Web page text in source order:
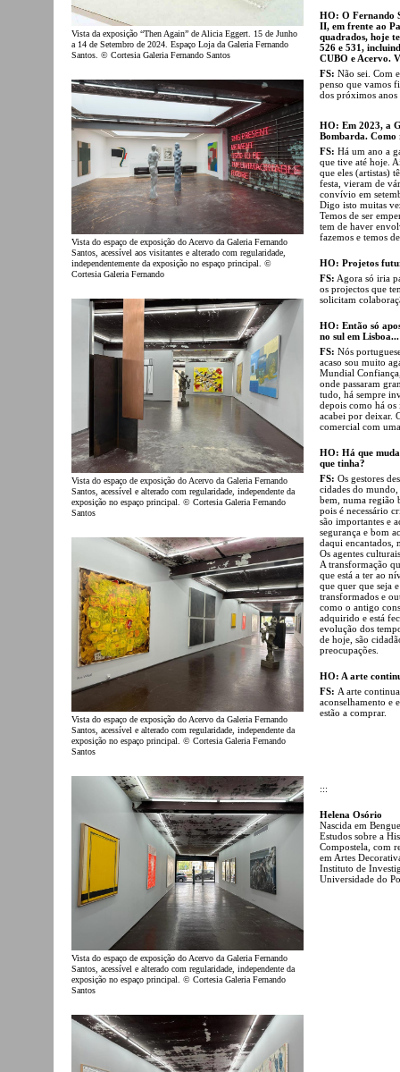
Vista da exposição “Then Again” de Alicia Eggert. 15 de Junho
a 14 de Setembro de 2024. Espaço Loja da Galeria Fernando
Santos. © Cortesia Galeria Fernando Santos
Vista do espaço de exposição do Acervo da Galeria Fernando
Santos, acessível aos visitantes e alterado com regularidade,
independentemente da exposição no espaço principal. ©
Cortesia Galeria Fernando
Vista do espaço de exposição do Acervo da Galeria Fernando
Santos, acessível e alterado com regularidade, independente da
exposição no espaço principal. © Cortesia Galeria Fernando
Santos
Vista do espaço de exposição do Acervo da Galeria Fernando
Santos, acessível e alterado com regularidade, independente da
exposição no espaço principal. © Cortesia Galeria Fernando
Santos
Vista do espaço de exposição do Acervo da Galeria Fernando
Santos, acessível e alterado com regularidade, independente da
exposição no espaço principal. © Cortesia Galeria Fernando
Santos
HO: O Fernando
II, em frente ao
quadrados, hoje
526 e 531,
CUBO e Acervo.
FS: Não sei. Com
penso que vamos
dos próximos anos
HO: Em 2023, a
Bombarda. Como
FS: Há um ano a
que tive até hoje.
que eles (artistas)
festa, vieram de
convívio em
Digo isto muitas
Temos de ser
tem de haver
fazemos e temos
HO: Projetos
FS: Agora só iria
os projectos que
solicitam
HO: Então só
no sul em Lisboa...
FS: Nós
acaso sou muito
Mundial
onde passaram
tudo, há sempre
depois como há os
acabei por deixar.
comercial com
HO: Há que
que tinha?
FS: Os gestores
cidades do
bem, numa região
pois é necessário
são importantes e
segurança e bom
daqui encantados,
Os agentes
A transformação
que está a ter ao
que quer que seja
transformados e
como o antigo
adquirido e está
evolução dos
de hoje, são
preocupações.
HO: A arte
FS: A arte
aconselhamento e
estão a comprar.
:::
Helena Osório
Nascida em
Estudos sobre a
Compostela, com
em Artes
Instituto de
Universidade do